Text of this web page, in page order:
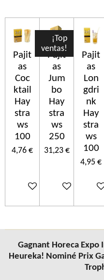
Pajit
as
Coc
ktail
Hay
stra
ws
100
4,76 €
Ajouter au panier
¡Top
ventas!
Pajit
as
Jum
bo
Hay
stra
ws
250
31,23 €
Ajouter au
Pajit
as
Lon
gdri
nk
Hay
stra
ws
100
4,95 €
Gagnant Horeca
Heureka! Nominé Prix